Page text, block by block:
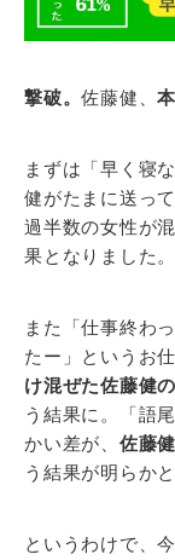
撃破。佐藤健、
まずは「早く寝
健がたまに送っ
過半数の女性が
果となりました。
また「仕事終わ
たー」というお
け混ぜた佐藤健
う結果に。「語
かい差が、 佐藤
う結果が明らか
というわけで、